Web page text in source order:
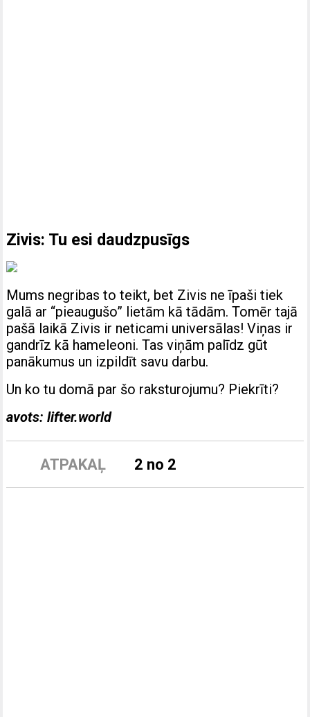
Zivis: Tu esi daudzpusīgs
Mums negribas to teikt, bet Zivis ne īpaši tiek
galā ar “pieaugušo” lietām kā tādām. Tomēr tajā
pašā laikā Zivis ir neticami universālas! Viņas ir
gandrīz kā hameleoni. Tas viņām palīdz gūt
panākumus un izpildīt savu darbu.
Un ko tu domā par šo raksturojumu? Piekrīti?
avots: lifter.world
ATPAKAĻ 2 no 2